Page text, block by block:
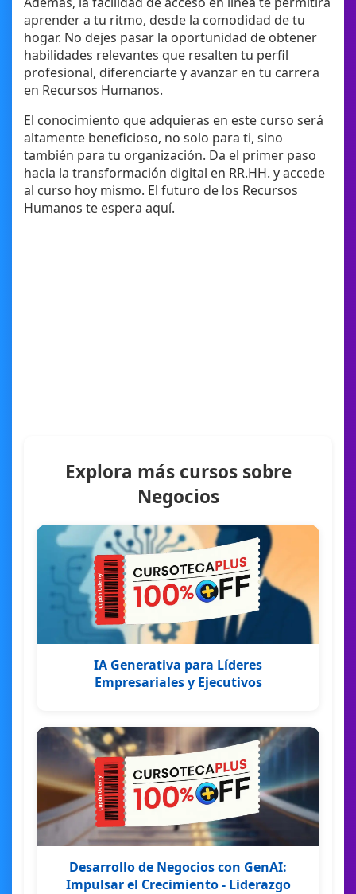
aprender a tu ritmo, desde la comodidad de tu
hogar. No dejes pasar la oportunidad de obtener
habilidades relevantes que resalten tu perfil
profesional, diferenciarte y avanzar en tu carrera
en Recursos Humanos.
El conocimiento que adquieras en este curso será
altamente beneficioso, no solo para ti, sino
también para tu organización. Da el primer paso
hacia la transformación digital en RR.HH. y accede
al curso hoy mismo. El futuro de los Recursos
Humanos te espera aquí.
Explora más cursos sobre
Negocios
IA Generativa para Líderes
Empresariales y Ejecutivos
Desarrollo de Negocios con GenAI:
Impulsar el Crecimiento - Liderazgo